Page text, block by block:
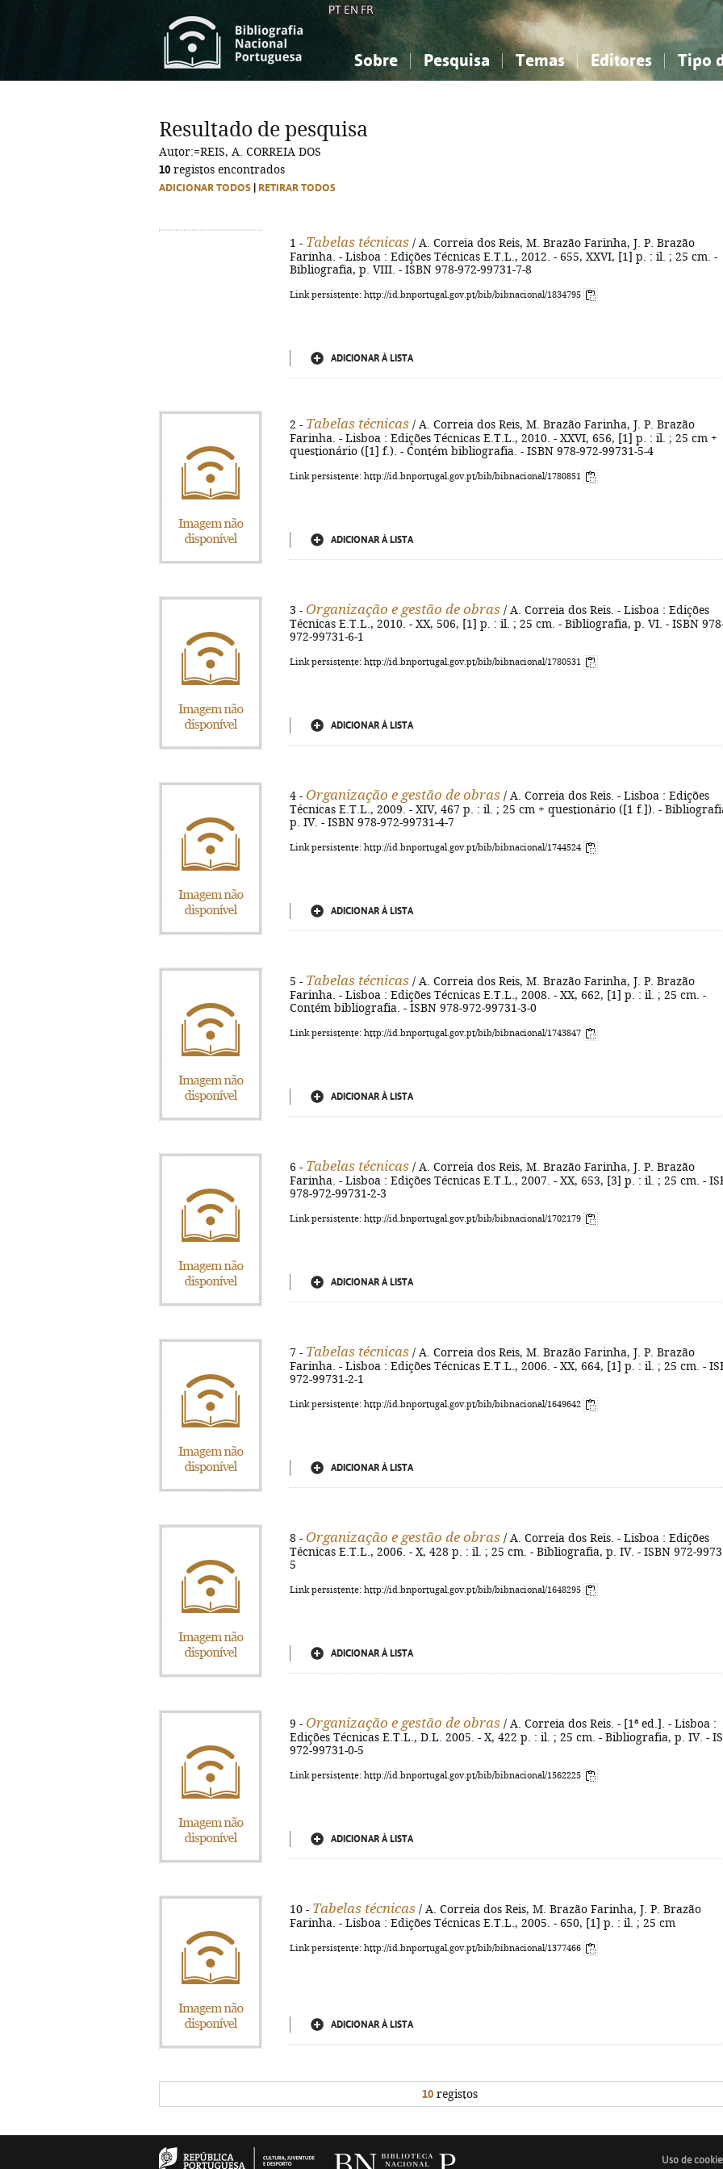
PT EN FR
Sobre Pesquisa Temas
Ciências sociais...
Editores Tipo
Ciências sociais...
Resultado de pesquisa
Autor:=REIS, A. CORREIA DOS
10 registos encontrados
ADICIONAR TODOS RETIRAR TODOS
1 - Tabelas técnicas / A. Correia dos Reis, M. Brazão Farinha, J. P. Brazão
Farinha. - Lisboa : Edições Técnicas E.T.L., 2012. - 655, XXVI, [1] p. : il. ; 25 cm. -
Bibliografia, p. VIII. - ISBN 978-972-99731-7-8
Link persistente: http://id.bnportugal.gov.pt/bib/bibnacional/1834795
ADICIONAR À LISTA
2 - Tabelas técnicas / A. Correia dos Reis, M. Brazão Farinha, J. P. Brazão
Farinha. - Lisboa : Edições Técnicas E.T.L., 2010. - XXVI, 656, [1] p. : il. ; 25 cm +
questionário ([1] f.). - Contém bibliografia. - ISBN 978-972-99731-5-4
Link persistente: http://id.bnportugal.gov.pt/bib/bibnacional/1780851
ADICIONAR À LISTA
3 - Organização e gestão de obras / A. Correia dos Reis. - Lisboa : Edições
Técnicas E.T.L., 2010. - XX, 506, [1] p. : il. ; 25 cm. - Bibliografia, p. VI. - ISBN
972-99731-6-1
Link persistente: http://id.bnportugal.gov.pt/bib/bibnacional/1780531
ADICIONAR À LISTA
4 - Organização e gestão de obras / A. Correia dos Reis. - Lisboa : Edições
Técnicas E.T.L., 2009. - XIV, 467 p. : il. ; 25 cm + questionário ([1 f.]). -
p. IV. - ISBN 978-972-99731-4-7
Link persistente: http://id.bnportugal.gov.pt/bib/bibnacional/1744524
ADICIONAR À LISTA
5 - Tabelas técnicas / A. Correia dos Reis, M. Brazão Farinha, J. P. Brazão
Farinha. - Lisboa : Edições Técnicas E.T.L., 2008. - XX, 662, [1] p. : il. ; 25 cm. -
Contém bibliografia. - ISBN 978-972-99731-3-0
Link persistente: http://id.bnportugal.gov.pt/bib/bibnacional/1743847
ADICIONAR À LISTA
6 - Tabelas técnicas / A. Correia dos Reis, M. Brazão Farinha, J. P. Brazão
Farinha. - Lisboa : Edições Técnicas E.T.L., 2007. - XX, 653, [3] p. : il. ; 25 cm. -
978-972-99731-2-3
Link persistente: http://id.bnportugal.gov.pt/bib/bibnacional/1702179
ADICIONAR À LISTA
7 - Tabelas técnicas / A. Correia dos Reis, M. Brazão Farinha, J. P. Brazão
Farinha. - Lisboa : Edições Técnicas E.T.L., 2006. - XX, 664, [1] p. : il. ; 25 cm. -
972-99731-2-1
Link persistente: http://id.bnportugal.gov.pt/bib/bibnacional/1649642
ADICIONAR À LISTA
8 - Organização e gestão de obras / A. Correia dos Reis. - Lisboa : Edições
Técnicas E.T.L., 2006. - X, 428 p. : il. ; 25 cm. - Bibliografia, p. IV. - ISBN 972-
5
Link persistente: http://id.bnportugal.gov.pt/bib/bibnacional/1648295
ADICIONAR À LISTA
9 - Organização e gestão de obras / A. Correia dos Reis. - [1ª ed.]. - Lisboa :
Edições Técnicas E.T.L., D.L. 2005. - X, 422 p. : il. ; 25 cm. - Bibliografia, p. IV. -
972-99731-0-5
Link persistente: http://id.bnportugal.gov.pt/bib/bibnacional/1562225
ADICIONAR À LISTA
10 - Tabelas técnicas / A. Correia dos Reis, M. Brazão Farinha, J. P. Brazão
Farinha. - Lisboa : Edições Técnicas E.T.L., 2005. - 650, [1] p. : il. ; 25 cm
Link persistente: http://id.bnportugal.gov.pt/bib/bibnacional/1377466
ADICIONAR À LISTA
10registos
Uso de